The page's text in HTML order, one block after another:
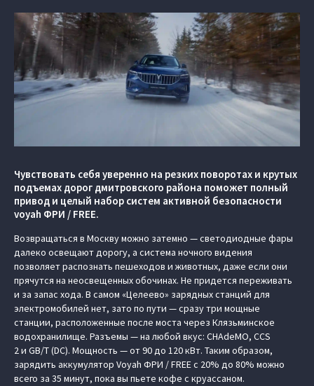
Чувствовать себя уверенно на резких поворотах и крутых
подъемах дорог дмитровского района поможет полный
привод и целый набор систем активной безопасности
voyah ФРИ / FREE.
Возвращаться в Москву можно затемно — светодиодные фары
далеко освещают дорогу, а система ночного видения
позволяет распознать пешеходов и животных, даже если они
прячутся на неосвещенных обочинах. Не придется переживать
и за запас хода. В самом «Целеево» зарядных станций для
электромобилей нет, зато по пути — сразу три мощные
станции, расположенные после моста через Клязьминское
водохранилище. Разъемы — на любой вкус: CHAdeMO, CCS
2 и GB/T (DC). Мощность — от 90 до 120 кВт. Таким образом,
зарядить аккумулятор Voyah ФРИ / FREE с 20% до 80% можно
всего за 35 минут, пока вы пьете кофе с круассаном.